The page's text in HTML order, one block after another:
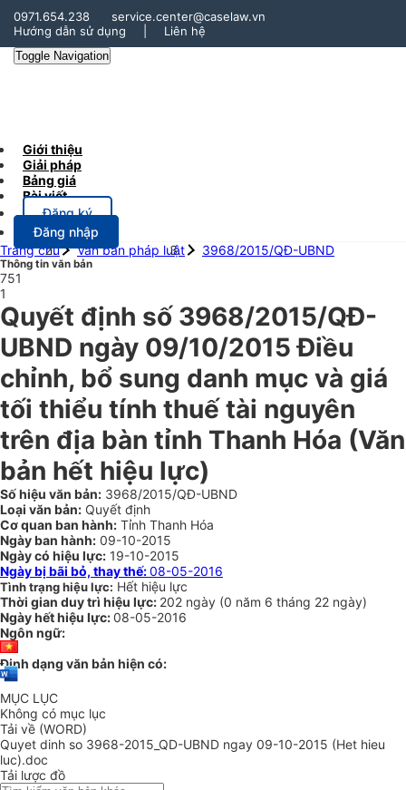
0971.654.238
service.center@caselaw.vn
Hướng dẫn sử dụng
Liên hệ
Toggle Navigation
Giới thiệu
Giải pháp
Bảng giá
Bài viết
Đăng ký
Đăng nhập
Trang chủ
Văn bản pháp luật 3968/2015/QĐ-UBND
Thông tin văn bản
751
1
Quyết định số 3968/2015/QĐ-
UBND ngày 09/10/2015 Điều
chỉnh, bổ sung danh mục và giá
tối thiểu tính thuế tài nguyên
trên địa bàn tỉnh Thanh Hóa (Văn
bản hết hiệu lực)
Số hiệu văn bản: 3968/2015/QĐ-UBND
Loại văn bản: Quyết định
Cơ quan ban hành: Tỉnh Thanh Hóa
Ngày ban hành: 09-10-2015
Ngày có hiệu lực: 19-10-2015
Ngày bị bãi bỏ, thay thế:08-05-2016
Tình trạng hiệu lực: Hết hiệu lực
Thời gian duy trì hiệu lực: 202 ngày (0 năm 6 tháng 22 ngày)
Ngày hết hiệu lực:08-05-2016
Ngôn ngữ:
Định dạng văn bản hiện có:
MỤC LỤC
Không có mục lục
Tải về (WORD)
Quyet dinh so 3968-2015_QD-UBND ngay 09-10-2015 (Het hieu
luc).doc
Tải lược đồ